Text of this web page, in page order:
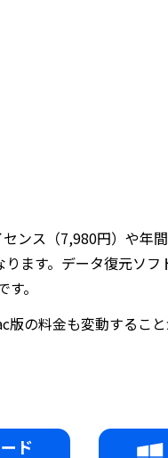
ンス（7,980円）や年
ます。データ復元ソ
。
の料金も変動するこ
ド